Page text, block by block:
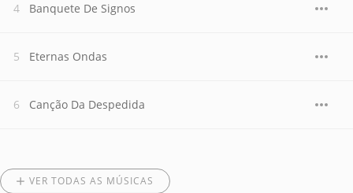
Banquete De Signos
Eternas Ondas
Canção Da Despedida
VER TODAS AS MÚSICAS